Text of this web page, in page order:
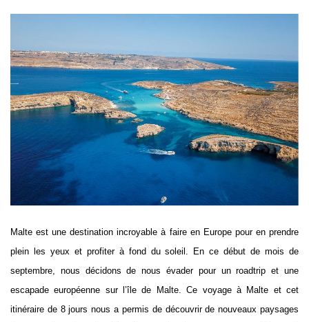
Malte est une destination incroyable à faire en Europe pour en prendre
plein les yeux et profiter à fond du soleil. En ce début de mois de
septembre, nous décidons de nous évader pour un roadtrip et une
escapade européenne sur l’île de Malte. Ce voyage à Malte et cet
itinéraire de 8 jours nous a permis de découvrir de nouveaux paysages